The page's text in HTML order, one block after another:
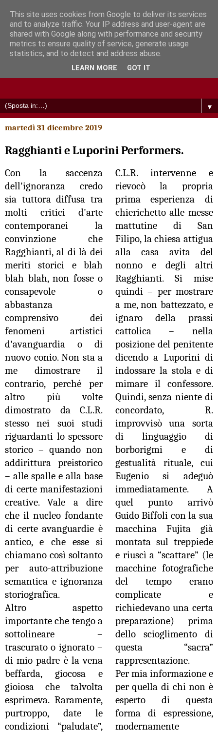
▼
martedì 31 dicembre 2019
Ragghianti e Luporini Performers.
Con la saccenza
dell'ignoranza credo
sia tuttora diffusa tra
molti critici d'arte
contemporanei la
convinzione che
Ragghianti, al di là dei
meriti storici e blah
blah blah, non fosse o
consapevole o
abbastanza
comprensivo dei
fenomeni artistici
d'avanguardia o di
nuovo conio. Non sta a
me dimostrare il
contrario, perché per
altro più volte
dimostrato da C.L.R.
stesso nei suoi studi
riguardanti lo spessore
storico – quando non
addirittura preistorico
– alle spalle e alla base
di certe manifestazioni
creative. Vale a dire
che il nucleo fondante
di certe avanguardie è
antico, e che esse si
chiamano così soltanto
per auto-attribuzione
semantica e ignoranza
storiografica.
Altro aspetto
importante che tengo a
sottolineare –
trascurato o ignorato –
di mio padre è la vena
beffarda, giocosa e
gioiosa che talvolta
esprimeva. Raramente,
purtroppo, date le
condizioni “paludate”,
C.L.R. intervenne e
rievocò la propria
prima esperienza di
chierichetto alle messe
mattutine di San
Filipo, la chiesa attigua
alla casa avita del
nonno e degli altri
Ragghianti. Si mise
quindi – per mostrare
a me, non battezzato, e
ignaro della prassi
cattolica – nella
posizione del penitente
dicendo a Luporini di
indossare la stola e di
mimare il confessore.
Quindi, senza niente di
concordato, R.
improvvisò una sorta
di linguaggio di
borborigmi e di
gestualità rituale, cui
Eugenio si adeguò
immediatamente. A
quel punto arrivò
Guido Biffoli con la sua
macchina Fujita già
montata sul treppiede
e riuscì a “scattare” (le
macchine fotografiche
del tempo erano
complicate e
richiedevano una certa
preparazione) prima
dello scioglimento di
questa “sacra”
rappresentazione.
Per mia informazione e
per quella di chi non è
esperto di questa
forma di espressione,
modernamente
This site uses cookies from Google to deliver its services
and to analyze traffic. Your IP address and user-agent are
shared with Google along with performance and security
metrics to ensure quality of service, generate usage
statistics, and to detect and address abuse.
LEARN MORE GOT IT